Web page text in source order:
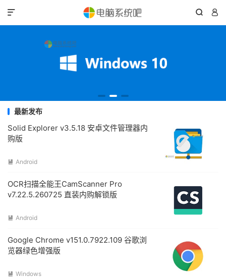
 

最新发布
Solid Explorer v3.5.18 安卓文件管理器内
购版
 Android
OCR扫描全能王CamScanner Pro
v7.22.5.260725 直装内购解锁版
 Android
Google Chrome v151.0.7922.109 谷歌浏
览器绿色增强版
 Windows